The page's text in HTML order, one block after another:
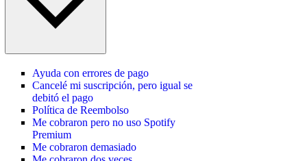
Ayuda con errores de pago
Cancelé mi suscripción, pero igual se
debitó el pago
Política de Reembolso
Me cobraron pero no uso Spotify
Premium
Me cobraron demasiado